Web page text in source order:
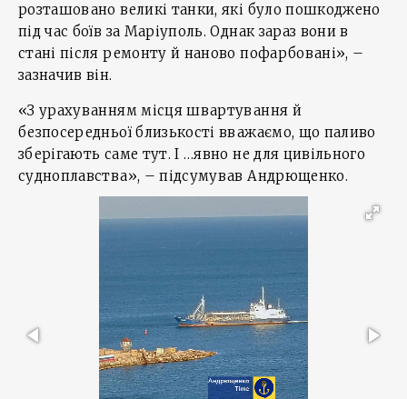
розташовано великі танки, які було пошкоджено
під час боїв за Маріуполь. Однак зараз вони в
стані після ремонту й наново пофарбовані», –
зазначив він.
«З урахуванням місця швартування й
безпосередньої близькості вважаємо, що паливо
зберігають саме тут. І …явно не для цивільного
судноплавства», – підсумував Андрющенко.